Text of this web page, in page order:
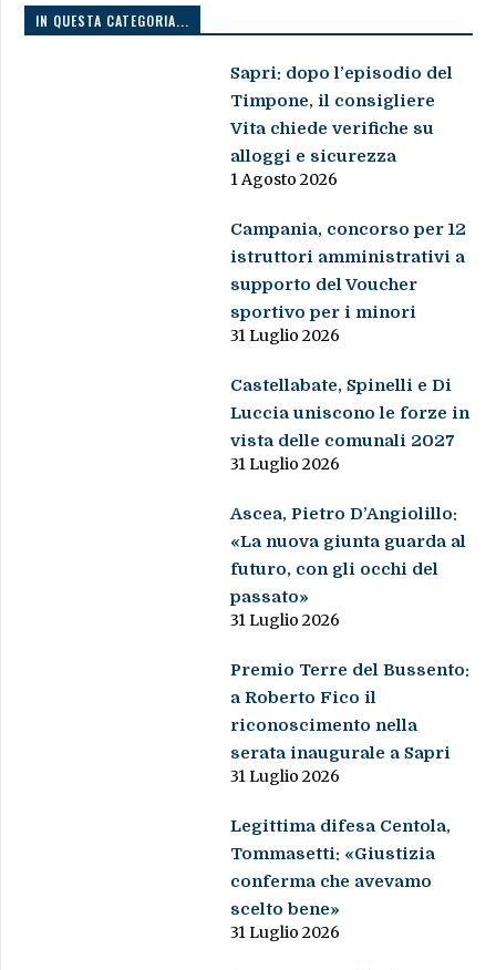
IN QUESTA CATEGORIA...
Sapri: dopo l’episodio del
Timpone, il consigliere
Vita chiede verifiche su
alloggi e sicurezza
1 Agosto 2026
Campania, concorso per 12
istruttori amministrativi a
supporto del Voucher
sportivo per i minori
31 Luglio 2026
Castellabate, Spinelli e Di
Luccia uniscono le forze in
vista delle comunali 2027
31 Luglio 2026
Ascea, Pietro D’Angiolillo:
«La nuova giunta guarda al
futuro, con gli occhi del
passato»
31 Luglio 2026
Premio Terre del Bussento:
a Roberto Fico il
riconoscimento nella
serata inaugurale a Sapri
31 Luglio 2026
Legittima difesa Centola,
Tommasetti: «Giustizia
conferma che avevamo
scelto bene»
31 Luglio 2026